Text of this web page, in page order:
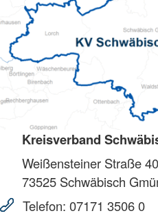
Kreisverband
Weißensteiner Straße 40
73525 Schwäbisch
Telefon: 07171 3506 0